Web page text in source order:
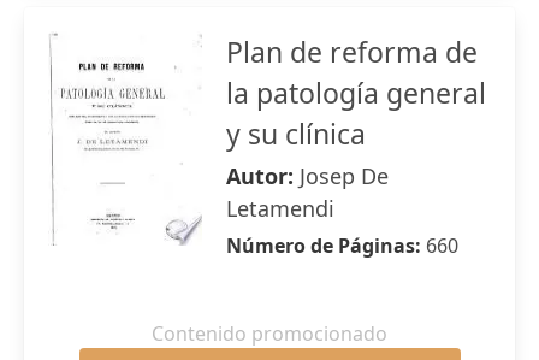
Plan de reforma de
la patología general
y su clínica
Autor: Josep De
Letamendi
Número de Páginas: 660
Contenido promocionado